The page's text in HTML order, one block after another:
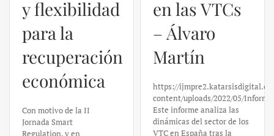
y flexibilidad
para la
recuperación
económica
Con motivo de la II
Jornada Smart
Regulation, y en
en las VTCs
– Álvaro
Martín
https://
content/uploads/2022/05/
Este informe analiza las
dinámicas del sector de los
VTC en España tras la